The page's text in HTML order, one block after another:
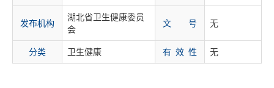
发布机构
湖北省卫生健康委员
会
文 号 无
分类 卫生健康 有 效 性 无